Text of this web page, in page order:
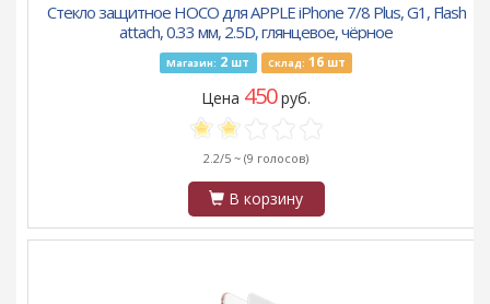
Стекло защитное HOCO для APPLE iPhone 7/8 Plus, G1, Flash
attach, 0.33 мм, 2.5D, глянцевое, чёрное
Магазин: 2 шт Склад: 16шт
Цена 450руб.
2.2/5 ~ (9 голосов)
В корзину